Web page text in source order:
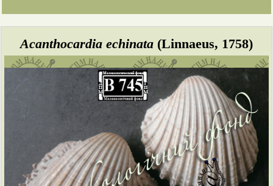
Acanthocardia echinata(Linnaeus, 1758)